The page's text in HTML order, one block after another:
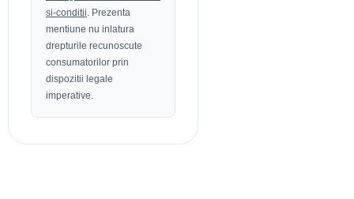
si-conditii . Prezenta
mentiune nu inlatura
drepturile recunoscute
consumatorilor prin
dispozitii legale
imperative.